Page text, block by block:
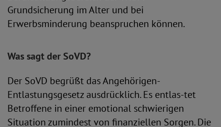
Grundsicherung im Alter und bei
Erwerbsminderung beanspruchen können.
Was sagt der SoVD?
Der SoVD begrüßt das Angehörigen-
Entlastungsgesetz ausdrücklich. Es entlas-tet
Betroffene in einer emotional schwierigen
Situation zumindest von finanziellen Sorgen. Die